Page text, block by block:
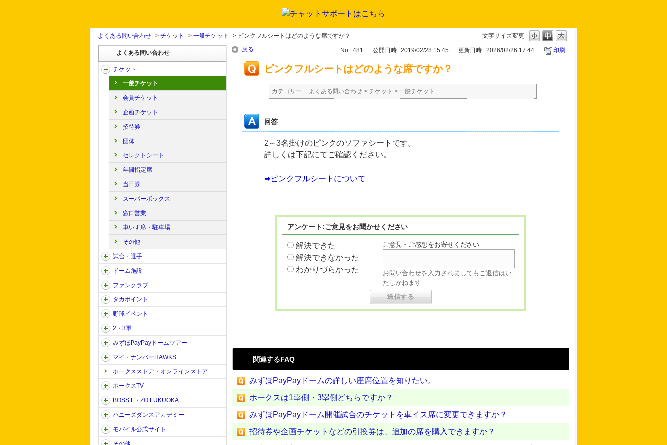
文字サイズ変更
よくある問い合わせ > チケット > 一般チケット > ピンクフルシートはどのような席ですか？
よくある問い合わせ
チケット
一般チケット
会員チケット
企画チケット
招待券
団体
セレクトシート
年間指定席
当日券
スーパーボックス
窓口営業
車いす席・駐車場
その他
試合・選手
ドーム施設
ファンクラブ
タカポイント
野球イベント
2・3軍
みずほPayPayドームツアー
マイ・ナンバーHAWKS
ホークスストア・オンラインストア
ホークスTV
BOSS E・ZO FUKUOKA
ハニーズダンスアカデミー
モバイル公式サイト
その他
戻る No : 481 公開日時 : 2019/02/28 15:45 更新日時 : 2026/02/26 17:44 印刷
ピンクフルシートはどのような席ですか？
カテゴリー : よくある問い合わせ > チケット > 一般チケット
回答
2～3名掛けのピンクのソファシートです。
詳しくは下記にてご確認ください。
➡ピンクフルシートについて
アンケート:ご意見をお聞かせください
解決できた
解決できなかった
わかりづらかった
ご意見・ご感想をお寄せください
お問い合わせを入力されましてもご返信はい
たしかねます
関連するFAQ
みずほPayPayドームの詳しい座席位置を知りたい。
ホークスは1塁側・3塁側どちらですか？
みずほPayPayドーム開催試合のチケットを車イス席に変更できますか？
招待券や企画チケットなどの引換券は、追加の席を購入できますか？